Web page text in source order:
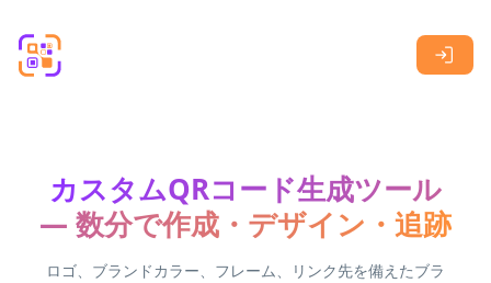
カスタムQRコード生成ツール
— 数分で作成・デザイン・追跡
ロゴ、ブランドカラー、フレーム、リンク先を備えたブラ